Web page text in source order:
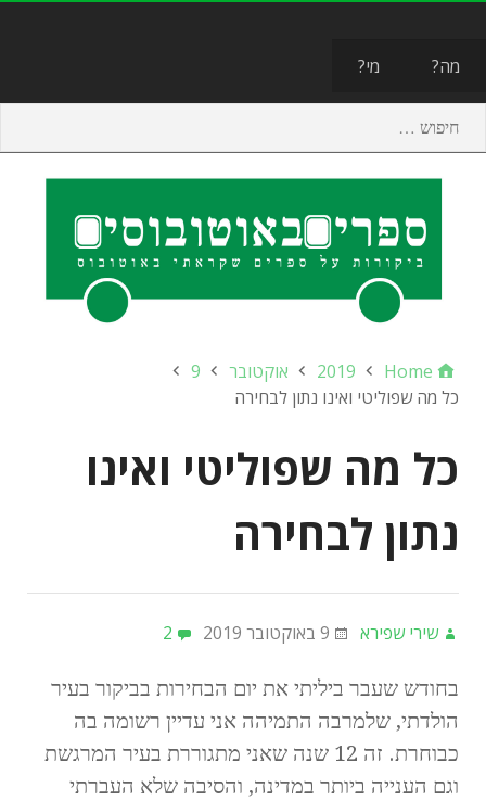
מה? מי?
Home
2019 אוקטובר
9
כל מה שפוליטי ואינו נתון לבחירה
כל מה שפוליטי ואינו
נתון לבחירה
שירי שפירא 9 באוקטובר 2019 2
בחודש שעבר ביליתי את יום הבחירות בביקור בעיר
הולדתי, שלמרבה התמיהה אני עדיין רשומה בה
כבוחרת. זה 12 שנה שאני מתגוררת בעיר המרגשת
וגם הענייה ביותר במדינה, והסיבה שלא העברתי